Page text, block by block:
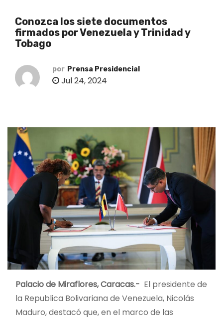
Conozca los siete documentos
firmados por Venezuela y Trinidad y
Tobago
por Prensa Presidencial
Jul 24, 2024
Palacio de Miraflores, Caracas.- El presidente de
la Republica Bolivariana de Venezuela, Nicolás
Maduro, destacó que, en el marco de las